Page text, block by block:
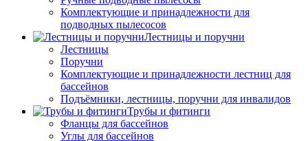
Комплектующие и принадлежности для
подводных пылесосов
Лестницы и поручни
Лестницы
Поручни
Комплектующие и принадлежности лестниц для
бассейнов
Подъёмники, лестницы, поручни для инвалидов
Трубы и фитинги
Фланцы для бассейнов
Углы для бассейнов